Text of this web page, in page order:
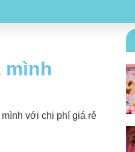
mình
với chi phí giá rẻ